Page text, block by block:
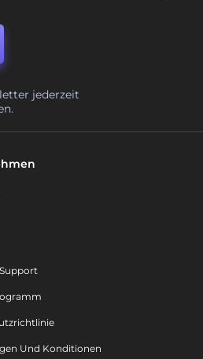
jederzeit
Und Konditionen